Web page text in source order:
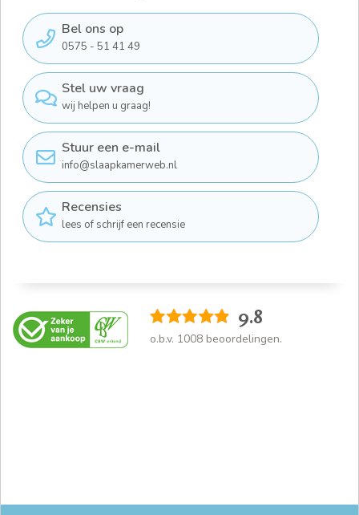
Bel ons op
0575 - 51 41 49
Stel uw vraag
wij helpen u graag!
Stuur een e-mail
info@slaapkamerweb.nl
Recensies
lees of schrijf een recensie
9.8
o.b.v. 1008 beoordelingen.